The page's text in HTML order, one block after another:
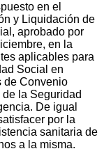
en el
y Liquidación de
aprobado por
en la
aplicables para
Social en
de Convenio
la Seguridad
De igual
por la
sanitaria de
a la misma.